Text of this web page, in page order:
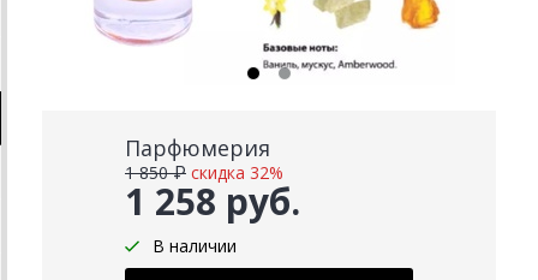
Парфюмерия
1 258 руб.
1 850 ₽ скидка 32%
В наличии